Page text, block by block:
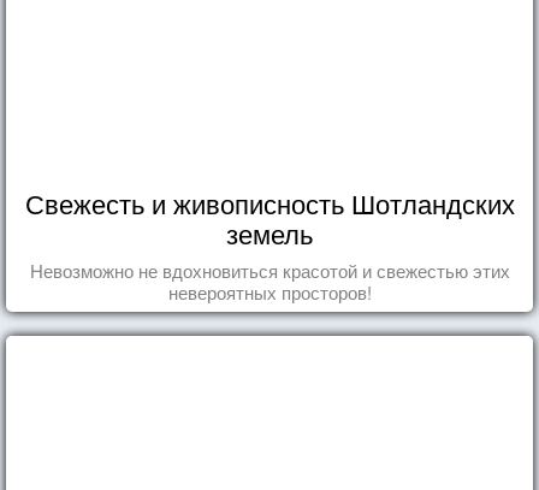
Свежесть и живописность Шотландских
земель
Невозможно не вдохновиться красотой и свежестью этих
невероятных просторов!